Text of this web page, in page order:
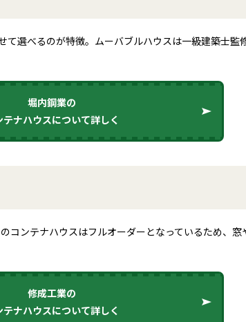
選べるのが特徴。ムーバブルハウスは一級建築士監
堀内鋼業の
テナハウスについて詳しく
コンテナハウスはフルオーダーとなっているため、
修成工業の
テナハウスについて詳しく